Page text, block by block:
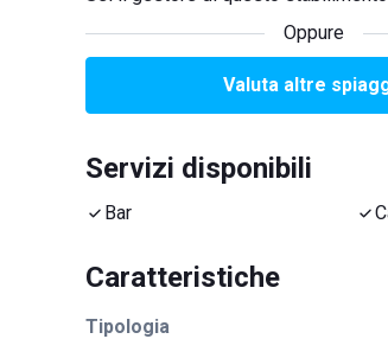
Oppure
Valuta altre
Servizi disponibili
Bar
Caratteristiche
Tipologia